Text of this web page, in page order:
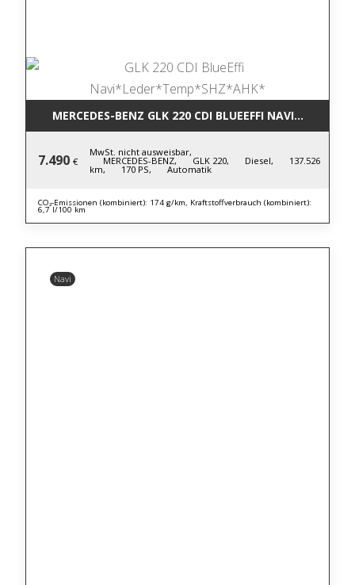
MERCEDES-BENZ GLK 220 CDI
7.490 €
MwSt. nicht ausweisbar,
MERCEDES-BENZ, GLK 220, Diesel, 137.526
km, 170 PS, Automatik
CO₂-Emissionen (kombiniert): 174 g/km, Kraftstoffverbrauch (kombiniert):
6,7 l/100 km
Navi